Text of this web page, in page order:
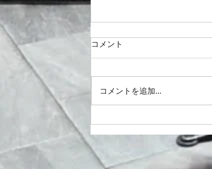
新宿合唱祭 ジョン・ラタ
曲 "God be in my
head"と”Gloria”🎵2026/6/13
コメント
コメントを追加…